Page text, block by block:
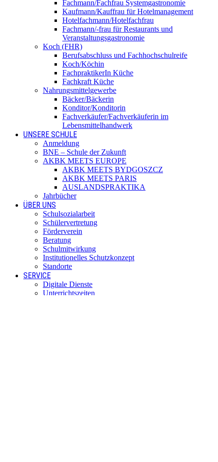
Fachmann/Fachfrau Systemgastronomie
Kaufmann/Kauffrau für Hotelmanagement
Hotelfachmann/Hotelfachfrau
Fachmann/-frau für Restaurants und
Veranstaltungsgastronomie
Koch (FHR)
Berufsabschluss und Fachhochschulreife
Koch/Köchin
FachpraktikerIn Küche
Fachkraft Küche
Nahrungsmittelgewerbe
Bäcker/Bäckerin
Konditor/Konditorin
Fachverkäufer/Fachverkäuferin im
Lebensmittelhandwerk
UNSERE SCHULE
Anmeldung
BNE – Schule der Zukunft
AKBK MEETS EUROPE
AKBK MEETS BYDGOSZCZ
AKBK MEETS PARIS
AUSLANDSPRAKTIKA
Jahrbücher
ÜBER UNS
Schulsozialarbeit
Schülervertretung
Förderverein
Beratung
Schulmitwirkung
Institutionelles Schutzkonzept
Standorte
SERVICE
Digitale Dienste
Unterrichtszeiten